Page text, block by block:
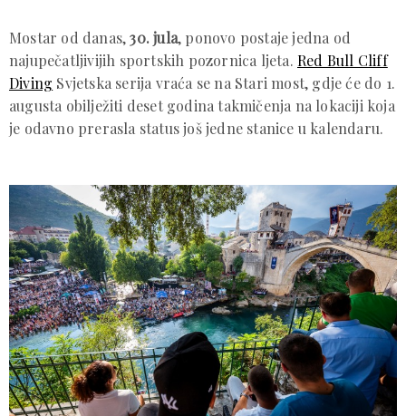
Mostar od danas,30. jula, ponovo postaje jedna od
najupečatljivijih sportskih pozornica ljeta. Red Bull Cliff
Diving Svjetska serija vraća se na Stari most, gdje će do 1.
augusta obilježiti deset godina takmičenja na lokaciji koja
je odavno prerasla status još jedne stanice u kalendaru.